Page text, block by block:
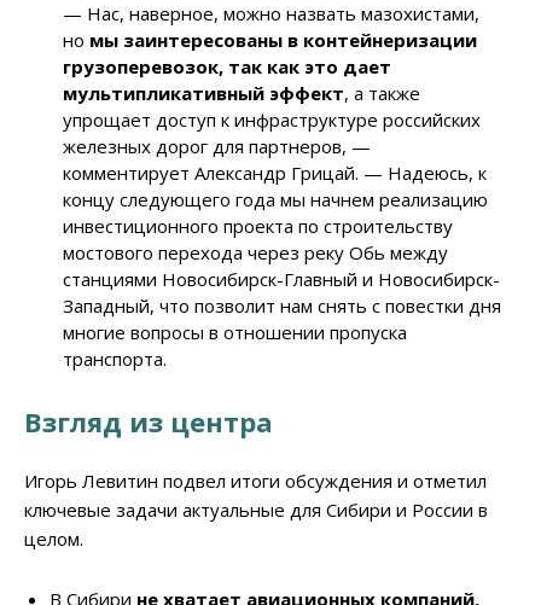
— Нас, наверное, можно назвать мазохистами,
но мы заинтересованы в контейнеризации
грузоперевозок, так как это дает
мультипликативный эффект, а также
упрощает доступ к инфраструктуре российских
железных дорог для партнеров, —
комментирует Александр Грицай. — Надеюсь, к
концу следующего года мы начнем реализацию
инвестиционного проекта по строительству
мостового перехода через реку Обь между
станциями Новосибирск-Главный и Новосибирск-
Западный, что позволит нам снять с повестки дня
многие вопросы в отношении пропуска
транспорта.
Взгляд из центра
Игорь Левитин подвел итоги обсуждения и отметил
ключевые задачи актуальные для Сибири и России в
целом.
В Сибири не хватает авиационных компаний,